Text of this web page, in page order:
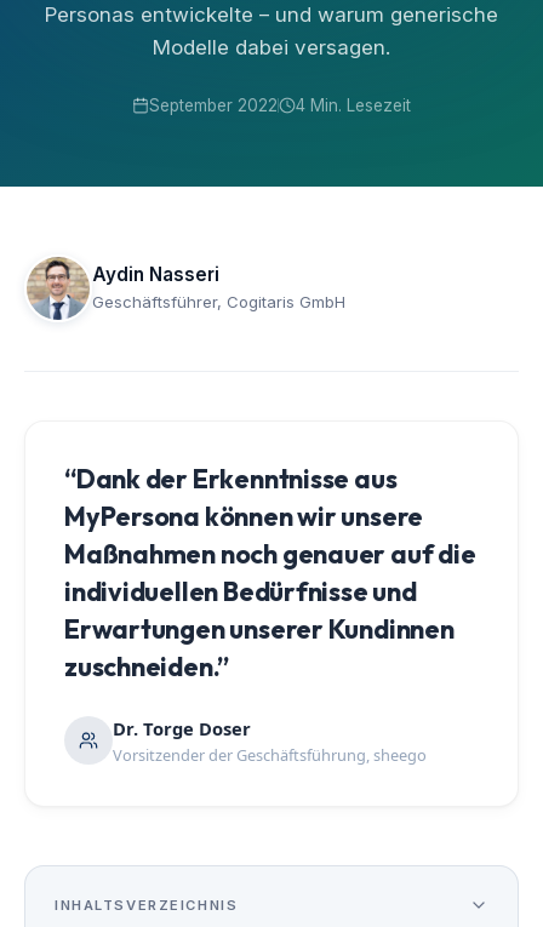
Personas entwickelte – und warum generische
Modelle dabei versagen.
September 2022 4 Min. Lesezeit
Aydin Nasseri
Geschäftsführer, Cogitaris GmbH
“Dank der Erkenntnisse aus
MyPersona können wir unsere
Maßnahmen noch genauer auf die
individuellen Bedürfnisse und
Erwartungen unserer Kundinnen
zuschneiden.”
Dr. Torge Doser
Vorsitzender der Geschäftsführung, sheego
INHALTSVERZEICHNIS